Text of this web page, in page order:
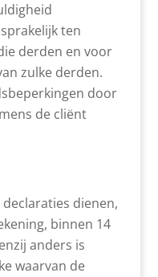
ten
derden en voor
zulke derden.
door
de cliënt
dienen,
binnen 14
anders is
waarvan de